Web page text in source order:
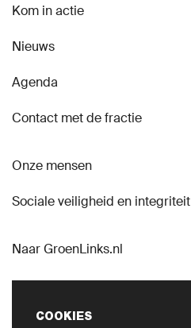
COOKIES
Kom in actie
Nieuws
Agenda
Contact met de fractie
Onze mensen
Sociale veiligheid en integriteit
Naar GroenLinks.nl